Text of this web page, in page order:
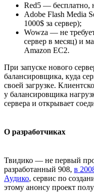
Red5 — бесплатно,
Adobe Flash Media
1000$ за сервер);
Wowza — не
сервер в месяц) и
Amazon EC2.
При запуске нового
балансировщика, куда
своей загрузке.
у балансировщика
сервера и открывает
О разработчиках
Твидико — не первый
разработанный 908, в
Аудико, сервис по
этому анонсу проект